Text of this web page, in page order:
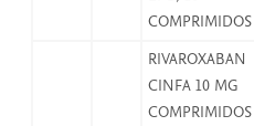
COMPRIMIDOS
RIVAROXABAN
CINFA 10 MG
COMPRIMIDOS